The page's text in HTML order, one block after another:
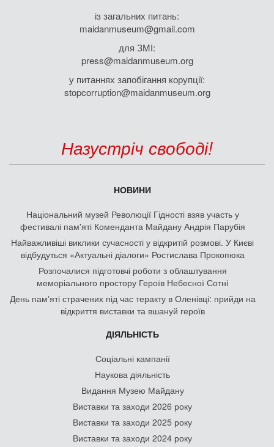
із загальних питань:
maidanmuseum@gmail.com
для ЗМІ:
press@maidanmuseum.org
у питаннях запобігання корупції:
stopcorruption@maidanmuseum.org
Назустріч свободі!
НОВИНИ
Національний музей Революції Гідності взяв участь у
фестивалі пам'яті Коменданта Майдану Андрія Парубія
Найважливіші виклики сучасності у відкритій розмові. У Києві
відбудуться «Актуальні діалоги» Ростислава Прокопюка
Розпочалися підготовчі роботи з облаштування
меморіального простору Героїв Небесної Сотні
День памʼяті страчених під час теракту в Оленівці: прийди на
відкриття виставки та вшануй героїв
ДІЯЛЬНІСТЬ
Соціальні кампанії
Наукова діяльність
Видання Музею Майдану
Виставки та заходи 2026 року
Виставки та заходи 2025 року
Виставки та заходи 2024 року